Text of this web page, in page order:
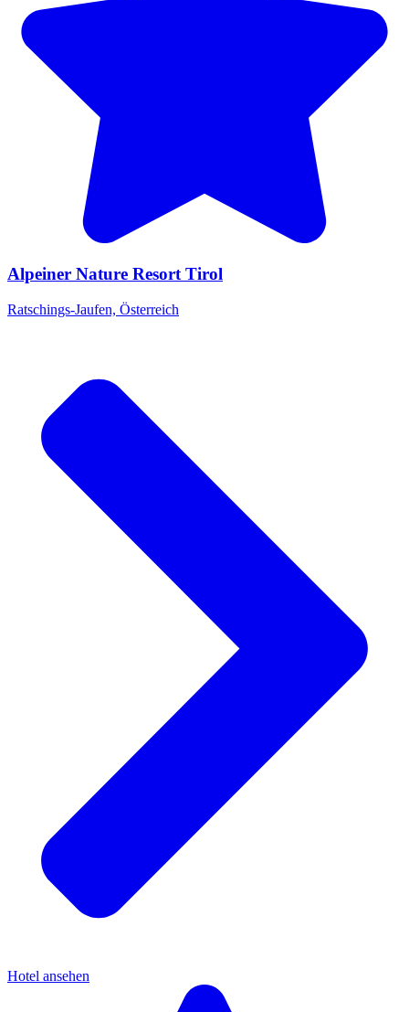
Alpeiner Nature Resort Tirol
Ratschings-Jaufen, Österreich
Hotel ansehen